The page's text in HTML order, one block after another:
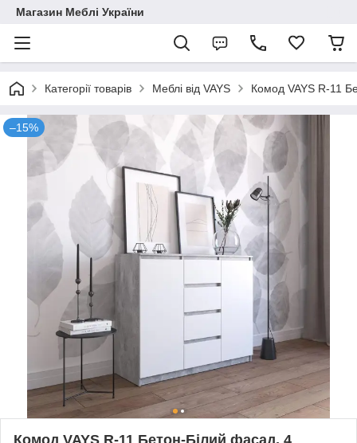
Магазин Меблі України
Категорії товарів Меблі від VAYS Комод VAYS R-11
–15%
Комод VAYS R-11 Бетон-Білий фасад, 4